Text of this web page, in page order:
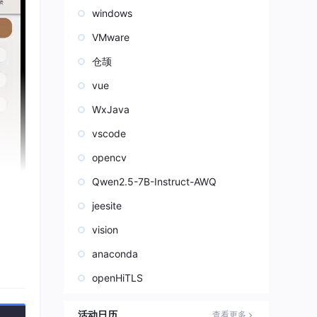
windows
VMware
仓颉
vue
WxJava
vscode
opencv
Qwen2.5-7B-Instruct-AWQ
jeesite
vision
anaconda
openHiTLS
活动日历 查看更多